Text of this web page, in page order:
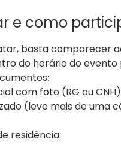
e como
basta comparecer
do horário do
com foto (RG ou
(leve mais de uma
residência.